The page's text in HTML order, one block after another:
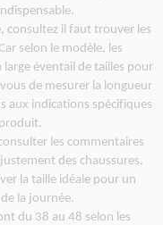
consultez il faut trouver les
selon le modèle, les
éventail de tailles pour
de mesurer la longueur
aux indications spécifiques
les commentaires
des chaussures.
la taille idéale pour un
la journée.
du 38 au 48 selon les